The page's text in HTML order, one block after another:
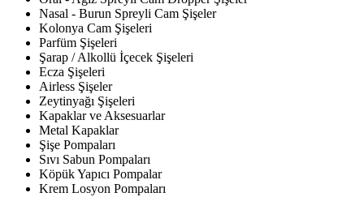
Nasal - Burun Spreyli Cam Şişeler
Kolonya Cam Şişeleri
Parfüm Şişeleri
Şarap / Alkollü İçecek Şişeleri
Ecza Şişeleri
Airless Şişeler
Zeytinyağı Şişeleri
Kapaklar ve Aksesuarlar
Metal Kapaklar
Şişe Pompaları
Sıvı Sabun Pompaları
Köpük Yapıcı Pompalar
Krem Losyon Pompaları